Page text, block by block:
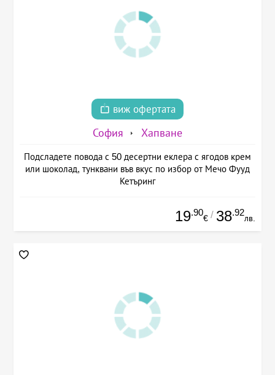
виж офертата
София Хапване
Подсладете повода с 50 десертни еклера с ягодов крем
или шоколад, тунквани във вкус по избор от Мечо Фууд
Кетъринг
19.90
€ / 38.92
лв.